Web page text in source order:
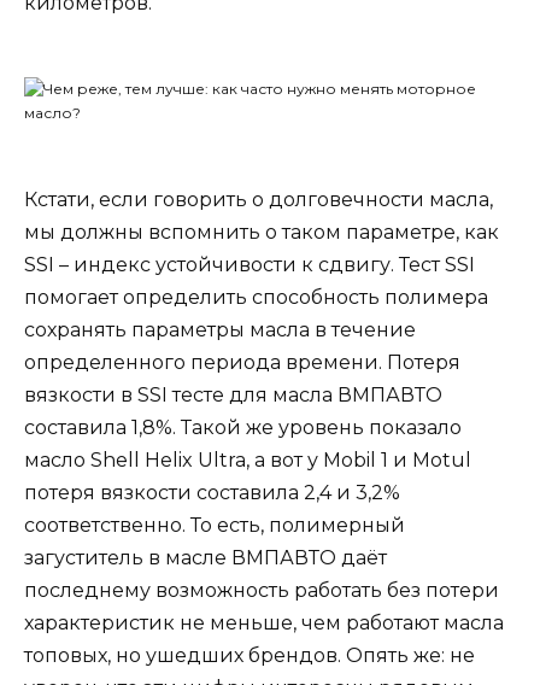
Кстати, если говорить о долговечности масла,
мы должны вспомнить о таком параметре, как
SSI – индекс устойчивости к сдвигу. Тест SSI
помогает определить способность полимера
сохранять параметры масла в течение
определенного периода времени. Потеря
вязкости в SSI тесте для масла ВМПАВТО
составила 1,8%. Такой же уровень показало
масло Shell Helix Ultra, а вот у Mobil 1 и Motul
потеря вязкости составила 2,4 и 3,2%
соответственно. То есть, полимерный
загуститель в масле ВМПАВТО даёт
последнему возможность работать без потери
характеристик не меньше, чем работают масла
топовых, но ушедших брендов. Опять же: не